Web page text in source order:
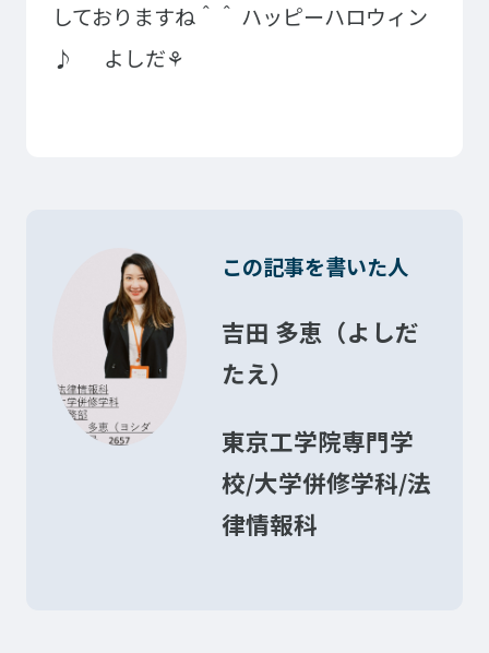
音響芸術科
映像メディア学科
CGクリエーター科
スポーツビジネス科
こども科
インテリアデザイン科
大学併修学科/教育専攻科/
東京エアトラベル・ホテル専門学校
英語キャリア科
観光・ツーリズム科
鉄道交通科
大学併修学科/研究科
しておりますね＾＾ ハッピーハロウィン
♪
よしだ⚘
この記事を書いた人
吉田 多恵（よしだ
たえ）
東京工学院専門学
校/大学併修学科/法
律情報科